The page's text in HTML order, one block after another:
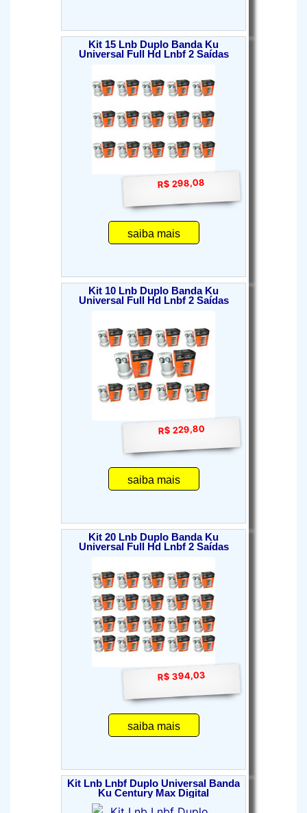
Kit 15 Lnb Duplo Banda Ku
Universal Full Hd Lnbf 2 Saídas
R$ 298,08
saiba mais
Kit 10 Lnb Duplo Banda Ku
Universal Full Hd Lnbf 2 Saídas
R$ 229,80
saiba mais
Kit 20 Lnb Duplo Banda Ku
Universal Full Hd Lnbf 2 Saídas
R$ 394,03
saiba mais
Kit Lnb Lnbf Duplo Universal Banda
Ku Century Max Digital